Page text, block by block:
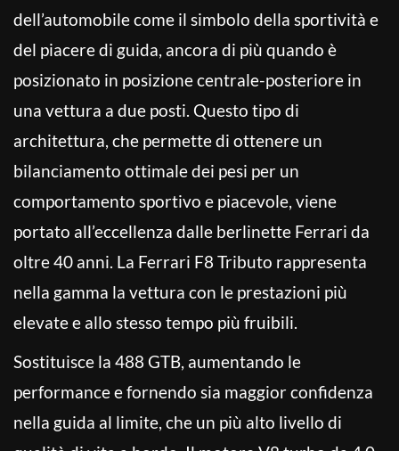
dell’automobile come il simbolo della sportività e
del piacere di guida, ancora di più quando è
posizionato in posizione centrale-posteriore in
una vettura a due posti. Questo tipo di
architettura, che permette di ottenere un
bilanciamento ottimale dei pesi per un
comportamento sportivo e piacevole, viene
portato all’eccellenza dalle berlinette Ferrari da
oltre 40 anni. La Ferrari F8 Tributo rappresenta
nella gamma la vettura con le prestazioni più
elevate e allo stesso tempo più fruibili.
Sostituisce la 488 GTB, aumentando le
performance e fornendo sia maggior confidenza
nella guida al limite, che un più alto livello di